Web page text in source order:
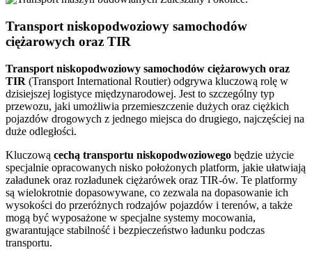
Transport niskopodwoziowy samochodów
ciężarowych oraz TIR
Transport niskopodwoziowy samochodów ciężarowych oraz
TIR (Transport International Routier) odgrywa kluczową rolę w
dzisiejszej logistyce międzynarodowej. Jest to szczególny typ
przewozu, jaki umożliwia przemieszczenie dużych oraz ciężkich
pojazdów drogowych z jednego miejsca do drugiego, najczęściej na
duże odległości.
Kluczową cechą transportu niskopodwoziowego będzie użycie
specjalnie opracowanych nisko położonych platform, jakie ułatwiają
załadunek oraz rozładunek ciężarówek oraz TIR-ów. Te platformy
są wielokrotnie dopasowywane, co zezwala na dopasowanie ich
wysokości do przeróżnych rodzajów pojazdów i terenów, a także
mogą być wyposażone w specjalne systemy mocowania,
gwarantujące stabilność i bezpieczeństwo ładunku podczas
transportu.